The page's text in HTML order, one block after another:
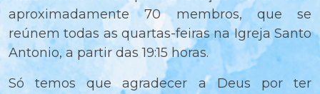
aproximadamente 70 membros, que se
reúnem todas as quartas-feiras na Igreja Santo
Antonio, a partir das 19:15 horas.
Só temos que agradecer a Deus por ter